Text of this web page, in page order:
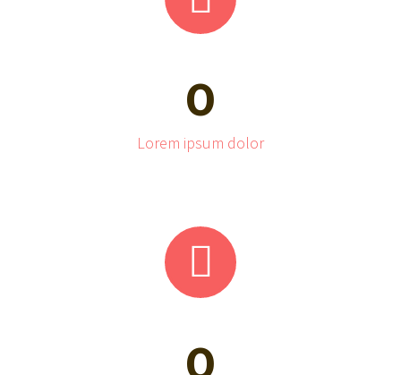
0
Lorem ipsum dolor


0